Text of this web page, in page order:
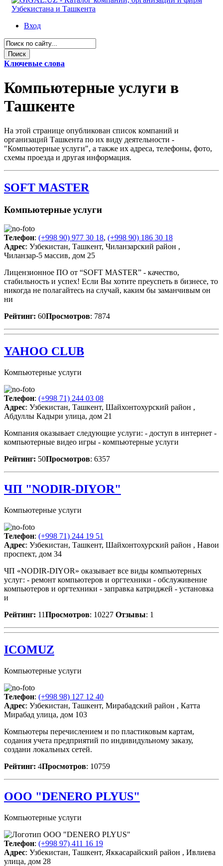
Вход
Ключевые слова
Компьютерные услуги в
Ташкенте
На этой странице опубликован список компаний и
организаций Ташкента по их виду деятельности -
"Компьютерные услуги", а также их адреса, телефоны, фото,
схемы проезда и другая информация.
SOFT MASTER
Компьютерные услуги
Телефон: (+998 90) 977 30 18, (+998 90) 186 30 18
Адрес: Узбекистан, Ташкент, Чиланзарский район ,
Чиланзар-5 массив, дом 25
Лицензионное ПО от “SOFT MASTER” - качество,
стабильность и успех! Если Вы хотите преуспеть в бизнесе, то
никогда не полагайтесь на случай, каким бы заманчивым он
ни
Рейтинг: 60Просмотров: 7874
YAHOO CLUB
Компьютерные услуги
Телефон: (+998 71) 244 03 08
Адрес: Узбекистан, Ташкент, Шайхонтохурский район ,
Абдуллы Кадыри улица, дом 21
Компания оказывает следующие услуги: - доступ в интернет -
компьютерные видео игры - компьютерные услуги
Рейтинг: 50Просмотров: 6357
ЧП "NODIR-DIYOR"
Компьютерные услуги
Телефон: (+998 71) 244 19 51
Адрес: Узбекистан, Ташкент, Шайхонтохурский район , Навои
проспект, дом 34
ЧП «NODIR-DIYOR» оказывает все виды компьютерных
услуг: - ремонт компьютеров и оргтехники - обслуживение
компьютеров и оргтехники - заправка катриджей - установка
и
Рейтинг: 11Просмотров: 10227 Отзывы: 1
ICOMUZ
Компьютерные услуги
Телефон: (+998 98) 127 12 40
Адрес: Узбекистан, Ташкент, Мирабадский район , Катта
Мирабад улица, дом 103
Компьютеры перечислением и по пластиковым картам,
содания учета предприятий по индивидульному заказу,
создани локальных сетей.
Рейтинг: 4Просмотров: 10759
ООО "DENERO PLYUS"
Компьютерные услуги
Телефон: (+998 97) 411 16 19
Адрес: Узбекистан, Ташкент, Яккасарайский район , Ивлиева
улица, дом 28